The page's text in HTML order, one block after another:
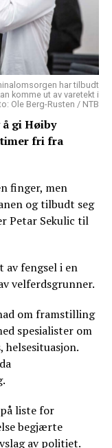
har tilbudt
komme ut av varetekt i
Ole Berg-Rusten / NTB
gi Høiby
fri fra
finger, men
og tilbudt seg
Petar Sekulic til
fengsel i en
velferdsgrunner.
om framstilling
spesialister om
liste for
begjærte
av politiet.